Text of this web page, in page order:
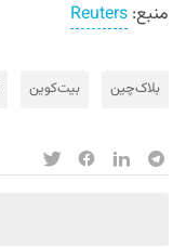
منبع: Reuters
بلاک‌چین بیت‌کوین